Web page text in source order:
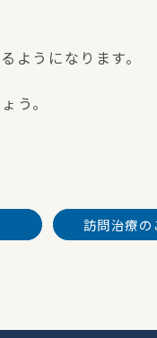
ようになります。
う。
訪問治療